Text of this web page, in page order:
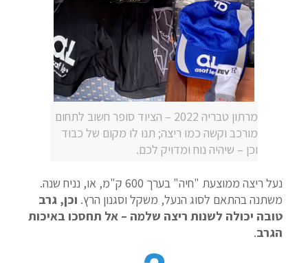
מרתון טבריה 2022 – הציוד סופר חשוב לתחום
מורכב וקשה כמו ריצה; תנו לו מקום של כבוד
וכן – שיהיה נוח ומדויק לכם.
נעל ריצה ממוצעת "חיה" בערך 600 ק"מ, או, נניח שנה.
משתנה בהתאם לסוג הנעל, משקל וסגנון הרץ. וכן, גרב
טובה יכולה לשנות ריצה שלמה – אל תחסכו באיכות
הגרב.